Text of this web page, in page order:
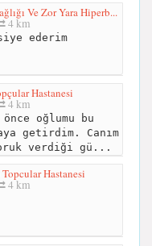
Ve Zor Yara Hiperb...
4 km
ederim
Hastanesi
4 km
oğlumu bu
getirdim. Canım
verdiği gü...
Hastanesi
4 km